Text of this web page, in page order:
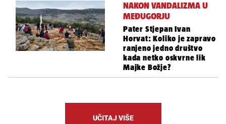
NAKON VANDALIZMA U
MEĐUGORJU
Pater Stjepan Ivan
Horvat: Koliko je zapravo
ranjeno jedno društvo
kada netko oskvrne lik
Majke Božje?
UČITAJ VIŠE